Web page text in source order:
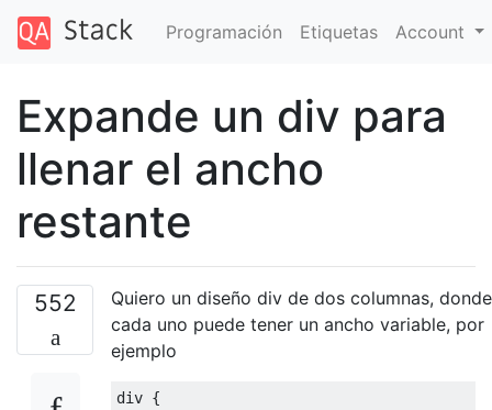
Programación Etiquetas Account
Expande un div para
llenar el ancho
restante
552
Quiero un diseño div de dos columnas, donde
cada uno puede tener un ancho variable, por
ejemplo
div {